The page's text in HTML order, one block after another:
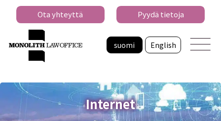
suomi English
Ota yhteyttä Pyydä tietoja
Internet